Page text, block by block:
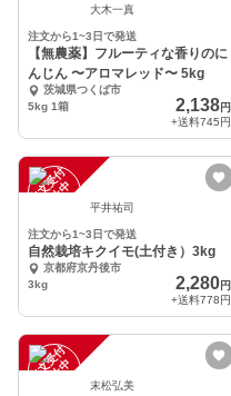
大木一真
注文から1~3日で発送
【無農薬】フルーティな香りのに
んじん 〜アロマレッド〜 5kg
茨城県つくば市
5kg 1箱
2,138円
+送料745円
注
文
受
付
停
止
中 平井祐司
注文から1~3日で発送
自然栽培キクイモ(土付き）3kg
京都府京丹後市
3kg
2,280円
+送料778円
注
文
受
付
停
止
中 末松弘美